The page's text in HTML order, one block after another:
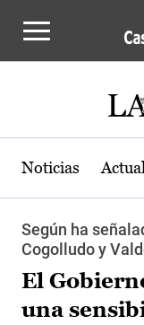
Noticias
Según ha
Cogolludo y
El
una